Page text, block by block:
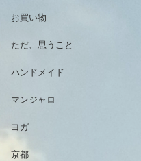
お買い物
ただ、思うこと
ハンドメイド
マンジャロ
ヨガ
京都